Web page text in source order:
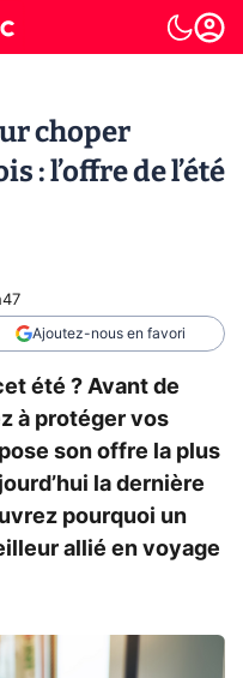
choper
: l’offre de l’été
Ajoutez-nous en favori
été ? Avant de
à protéger vos
son offre la plus
la dernière
pourquoi un
allié en voyage